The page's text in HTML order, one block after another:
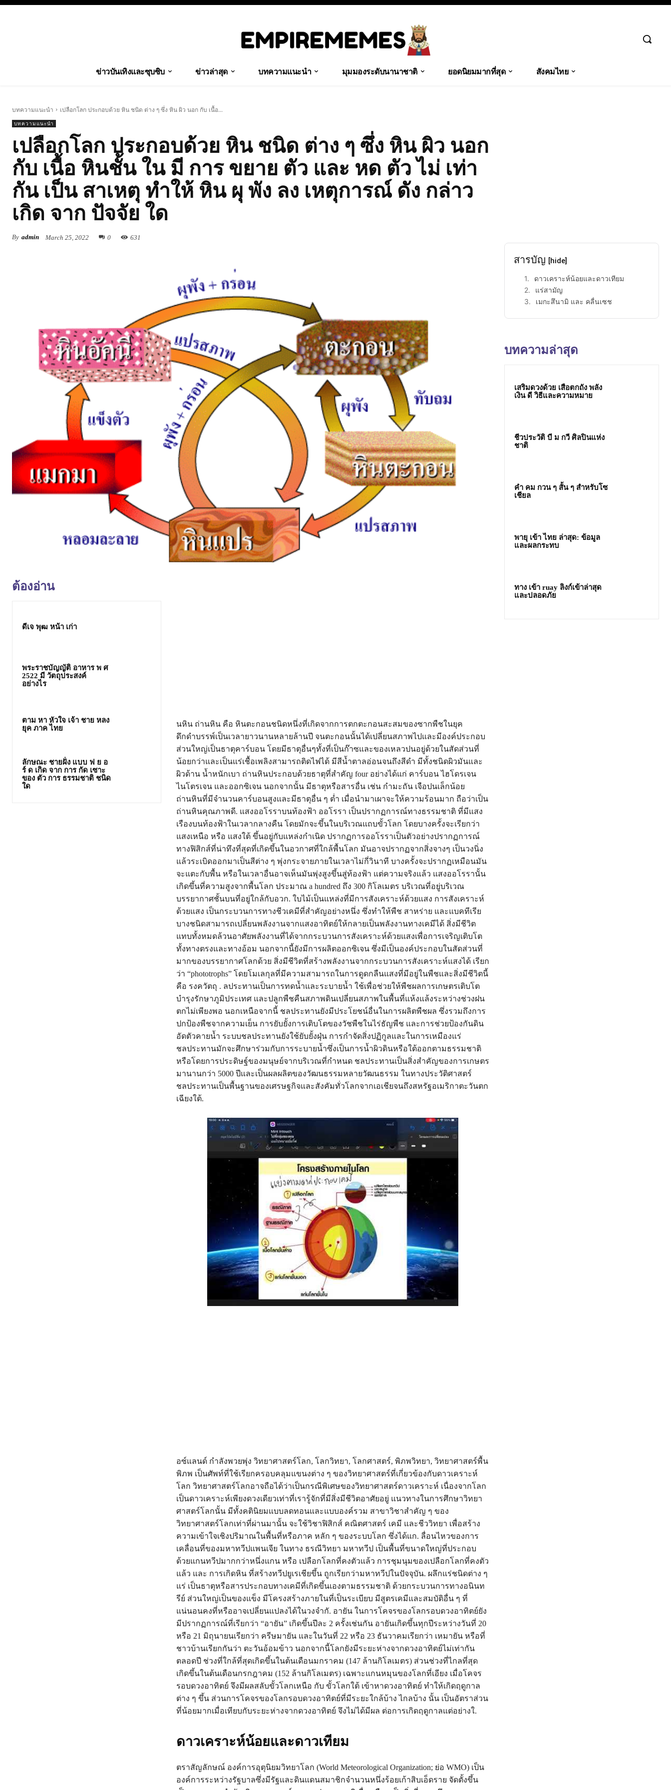
ข่าวบันเทิงและซุบซิบ ข่าวล่าสุด บทความแนะนำ มุมมองระดับนานาชาติ ยอดนิยมมากที่สุด สังคมไทย
บทความแนะนำ เปลือกโลก ประกอบด้วย หิน ชนิด ต่าง ๆ ซึ่ง หิน ผิว นอก กับ เนื้อ...
บทความแนะนำ
เปลือกโลก ประกอบด้วย หิน ชนิด ต่าง ๆ ซึ่ง หิน ผิว นอก
กับ เนื้อ หินชั้น ใน มี การ ขยาย ตัว และ หด ตัว ไม่ เท่า
กัน เป็น สาเหตุ ทำให้ หิน ผุ พัง ลง เหตุการณ์ ดัง กล่าว
เกิด จาก ปัจจัย ใด
By admin March 25, 2022 0 631
ต้องอ่าน
ดีเจ พุฒ หน้า เก่า
พระราชบัญญัติ อาหาร พ ศ
2522 มี วัตถุประสงค์
อย่างไร
ตาม หา หัวใจ เจ้า ชาย หลง
ยุค ภาค ไทย
ลักษณะ ชายฝั่ง แบบ ฟ ย อ
ร์ ด เกิด จาก การ กัด เซาะ
ของ ตัว การ ธรรมชาติ ชนิด
ใด
นหิน ถ่านหิน คือ หินตะกอนชนิดหนึ่งที่เกิดจากการตกตะกอนสะสมของซากพืชในยุค
ดึกดำบรรพ์เป็นเวลายาวนานหลายล้านปี จนตะกอนนั้นได้เปลี่ยนสภาพไปและมีองค์ประกอบ
ส่วนใหญ่เป็นธาตุคาร์บอน โดยมีธาตุอื่นๆทั้งที่เป็นก๊าซและของเหลวปนอยู่ด้วยในสัดส่วนที่
น้อยกว่าและเป็นแร่เชื้อเพลิงสามารถติดไฟได้ มีสีน้ำตาลอ่อนจนถึงสีดำ มีทั้งชนิดผิวมันและ
ผิวด้าน น้ำหนักเบา ถ่านหินประกอบด้วยธาตุที่สำคัญ four อย่างได้แก่ คาร์บอน ไฮโดรเจน
ไนโตรเจน และออกซิเจน นอกจากนั้น มีธาตุหรือสารอื่น เช่น กำมะถัน เจือปนเล็กน้อย
ถ่านหินที่มีจำนวนคาร์บอนสูงและมีธาตุอื่น ๆ ต่ำ เมื่อนำมาเผาจะให้ความร้อนมาก ถือว่าเป็น
ถ่านหินคุณภาพดี. แสงออโรราบนท้องฟ้า ออโรรา เป็นปรากฏการณ์ทางธรรมชาติ ที่มีแสง
เรืองบนท้องฟ้าในเวลากลางคืน โดยมักจะขึ้นในบริเวณแถบขั้วโลก โดยบางครั้งจะเรียกว่า
แสงเหนือ หรือ แสงใต้ ขึ้นอยู่กับแหล่งกำเนิด ปรากฏการออโรราเป็นตัวอย่างปรากฏการณ์
ทางฟิสิกส์ที่น่าทึงที่สุดที่เกิดขึ้นในอวกาศที่ใกล้พื้นโลก มันอาจปรากฏจากสิ่งจางๆ เป็นวงนิ่ง
แล้วระเบิดออกมาเป็นสีต่าง ๆ พุ่งกระจายภายในเวลาไม่กี่วินาที บางครั้งจะปรากฏเหมือนมัน
จะแตะกับพื้น หรือในเวลาอื่นอาจเห็นมันพุ่งสูงขึ้นสู่ท้องฟ้า แต่ความจริงแล้ว แสงออโรรานั้น
เกิดขึ้นที่ความสูงจากพื้นโลก ประมาณ a hundred ถึง 300 กิโลเมตร บริเวณที่อยู่บริเวณ
บรรยากาศชั้นบนที่อยู่ใกล้กับอวก. ใบไม้เป็นแหล่งที่มีการสังเคราะห์ด้วยแสง การสังเคราะห์
ด้วยแสง เป็นกระบวนการทางชีวเคมีที่สำคัญอย่างหนึ่ง ซึ่งทำให้พืช สาหร่าย และแบคทีเรีย
บางชนิดสามารถเปลี่ยนพลังงานจากแสงอาทิตย์ให้กลายเป็นพลังงานทางเคมีได้ สิ่งมีชีวิต
แทบทั้งหมดล้วนอาศัยพลังงานที่ได้จากกระบวนการสังเคราะห์ด้วยแสงเพื่อการเจริญเติบโต
ทั้งทางตรงและทางอ้อม นอกจากนี้ยังมีการผลิตออกซิเจน ซึ่งมีเป็นองค์ประกอบในสัดส่วนที่
มากของบรรยากาศโลกด้วย สิ่งมีชีวิตที่สร้างพลังงานจากกระบวนการสังเคราะห์แสงได้ เรียก
ว่า “phototrophs” โดยโมเลกุลที่มีความสามารถในการดูดกลืนแสงที่มีอยู่ในพืชและสิ่งมีชีวิตนี้
คือ รงควัตถุ . ลประทานเป็นการทดน้ำและระบายน้ำ ใช้เพื่อช่วยให้พืชผลการเกษตรเติบโต
บำรุงรักษาภูมิประเทศ และปลูกพืชคืนสภาพดินเปลี่ยนสภาพในพื้นที่แห้งแล้งระหว่างช่วงฝน
ตกไม่เพียงพอ นอกเหนือจากนี้ ชลประทานยังมีประโยชน์อื่นในการผลิตพืชผล ซึ่งรวมถึงการ
ปกป้องพืชจากความเย็น การยับยั้งการเติบโตของวัชพืชในไร่ธัญพืช และการช่วยป้องกันดิน
อัดตัวคายน้ำ ระบบชลประทานยังใช้ยับยั้งฝุ่น การกำจัดสิ่งปฏิกูลและในการเหมืองแร่
ชลประทานมักจะศึกษาร่วมกับการระบายน้ำซึ่งเป็นการน้ำผิวดินหรือใต้ออกตามธรรมชาติ
หรือโดยการประดิษฐ์ของมนุษย์จากบริเวณที่กำหนด ชลประทานเป็นสิ่งสำคัญของการเกษตร
มานานกว่า 5000 ปีและเป็นผลผลิตของวัฒนธรรมหลายวัฒนธรรม ในทางประวัติศาสตร์
ชลประทานเป็นพื้นฐานของเศรษฐกิจและสังคัมทั่วโลกจากเอเชียจนถึงสหรัฐอเมริกาตะวันตก
เฉียงใต้.
อซ์แลนด์ กำลังพวยพุ่ง วิทยาศาสตร์โลก, โลกวิทยา, โลกศาสตร์, พิภพวิทยา, วิทยาศาสตร์พื้น
พิภพ เป็นศัพท์ที่ใช้เรียกครอบคลุมแขนงต่าง ๆ ของวิทยาศาสตร์ที่เกี่ยวข้องกับดาวเคราะห์
โลก วิทยาศาสตร์โลกอาจถือได้ว่าเป็นกรณีพิเศษของวิทยาศาสตร์ดาวเคราะห์ เนื่องจากโลก
เป็นดาวเคราะห์เพียงดวงเดียวเท่าที่เรารู้จักที่มีสิ่งมีชีวิตอาศัยอยู่ แนวทางในการศึกษาวิทยา
ศาสตร์โลกนั้น มีทั้งคตินิยมแบบลดทอนและแบบองค์รวม สาขาวิชาสำคัญ ๆ ของ
วิทยาศาสตร์โลกเท่าที่ผ่านมานั้น จะใช้วิชาฟิสิกส์ คณิตศาสตร์ เคมี และชีววิทยา เพื่อสร้าง
ความเข้าใจเชิงปริมาณในพื้นที่หรือภาค หลัก ๆ ของระบบโลก ซึ่งได้แก. ลื่อนไหวของการ
เคลื่อนที่ของมหาทวีปแพนเจีย ในทาง ธรณีวิทยา มหาทวีป เป็นพื้นที่ขนาดใหญ่ที่ประกอบ
ด้วยแกนทวีปมากกว่าหนึ่งแกน หรือ เปลือกโลกที่คงตัวแล้ว การชุมนุมของเปลือกโลกที่คงตัว
แล้ว และ การเกิดหิน ที่สร้างทวีปยูเรเชียขึ้น ถูกเรียกว่ามหาทวีปในปัจจุบัน. ผลึกแร่ชนิดต่าง ๆ
แร่ เป็นธาตุหรือสารประกอบทางเคมีที่เกิดขึ้นเองตามธรรมชาติ ด้วยกระบวนการทางอนินท
รีย์ ส่วนใหญ่เป็นของแข็ง มีโครงสร้างภายในที่เป็นระเบียบ มีสูตรเคมีและสมบัติอื่น ๆ ที่
แน่นอนคงที่หรืออาจเปลี่ยนแปลงได้ในวงจำกั. อายัน ในการโคจรของโลกรอบดวงอาทิตย์ยัง
มีปรากฏการณ์ที่เรียกว่า “อายัน” เกิดขึ้นปีละ 2 ครั้งเช่นกัน อายันเกิดขึ้นทุกปีระหว่างวันที่ 20
หรือ 21 มิถุนายนเรียกว่า ครีษมายัน และในวันที่ 22 หรือ 23 ธันวาคมเรียกว่า เหมายัน หรือที่
ชาวบ้านเรียกกันว่า ตะวันอ้อมข้าว นอกจากนี้โลกยังมีระยะห่างจากดวงอาทิตย์ไม่เท่ากัน
ตลอดปี ช่วงที่ใกล้ที่สุดเกิดขึ้นในต้นเดือนมกราคม (147 ล้านกิโลเมตร) ส่วนช่วงที่ไกลที่สุด
เกิดขึ้นในต้นเดือนกรกฎาคม (152 ล้านกิโลเมตร) เฉพาะแกนหมุนของโลกที่เอียง เมื่อโคจร
รอบดวงอาทิตย์ จึงมีผลสลับขั้วโลกเหนือ กับ ขั้วโลกใต้ เข้าหาดวงอาทิตย์ ทำให้เกิดฤดูกาล
ต่าง ๆ ขึ้น ส่วนการโคจรของโลกรอบดวงอาทิตย์ที่มีระยะใกล้บ้าง ไกลบ้าง นั้น เป็นอัตราส่วน
ที่น้อยมากเมื่อเทียบกับระยะห่างจากดวงอาทิตย์ จึงไม่ได้มีผล ต่อการเกิดฤดูกาลแต่อย่างใ.
ดาวเคราะห์น้อยและดาวเทียม
ตราสัญลักษณ์ องค์การอุตุนิยมวิทยาโลก (World Meteorological Organization; ย่อ WMO) เป็น
องค์การระหว่างรัฐบาลซึ่งมีรัฐและดินแดนสมาชิกจำนวนหนึ่งร้อยเก้าสิบเอ็ดราย จัดตั้งขึ้น
สารบัญ [hide]
ดาวเคราะห์น้อยและดาวเทียม
แร่สามัญ
เมกะสึนามิ และ คลื่นเซช
บทความล่าสุด
เสริมดวงด้วย เสือตกถัง พลัง
เงิน ดี วิธีและความหมาย
ชีวประวัติ บี ม กวี ศิลปินแห่ง
ชาติ
คํา คม กวน ๆ สั้น ๆ สำหรับโซ
เชียล
พายุ เข้า ไทย ล่าสุด: ข้อมูล
และผลกระทบ
ทาง เข้า ruay ลิงก์เข้าล่าสุด
และปลอดภัย